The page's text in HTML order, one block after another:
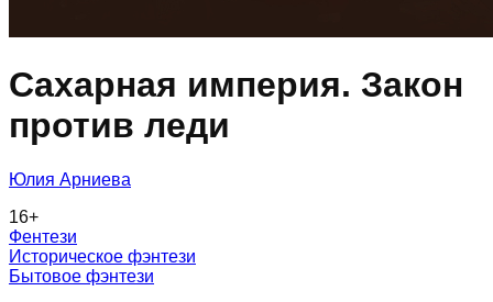
Сахарная империя. Закон
против леди
Юлия Арниева
16+
Фентези
Историческое фэнтези
Бытовое фэнтези